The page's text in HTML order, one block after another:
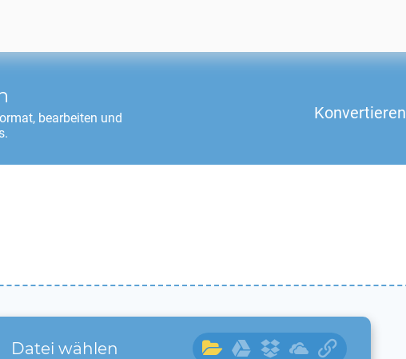
bearbeiten und
Konvertieren
Datei wählen